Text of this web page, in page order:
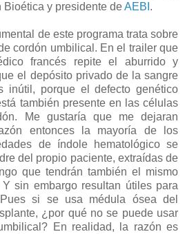
Bioética y presidente deAEBI .
de este programa trata sobre
cordón umbilical. En el trailer que
francés repite el aburrido y
el depósito privado de la sangre
inútil, porque el defecto genético
también presente en las células
Me gustaría que me dejaran
entonces la mayoría de los
de índole hematológico se
del propio paciente, extraídas de
que tendrán también el mismo
sin embargo resultan útiles para
si se usa médula ósea del
¿por qué no se puede usar
En realidad, la razón es